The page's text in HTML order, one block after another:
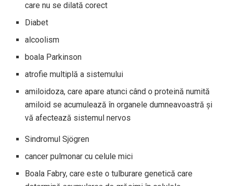
care nu se dilată corect
Diabet
alcoolism
boala Parkinson
atrofie multiplă a sistemului
amiloidoza, care apare atunci când o proteină numită
amiloid se acumulează în organele dumneavoastră și
vă afectează sistemul nervos
Sindromul Sjögren
cancer pulmonar cu celule mici
Boala Fabry, care este o tulburare genetică care